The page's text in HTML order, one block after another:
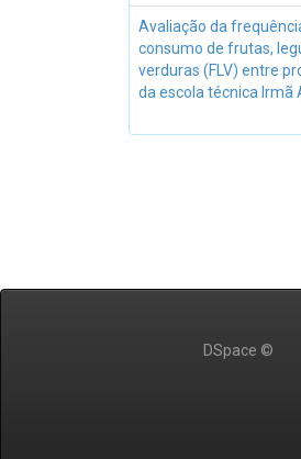
Avaliação da
consumo de frutas,
verduras (FLV) entre
da escola técnica Irmã
DSpace ©